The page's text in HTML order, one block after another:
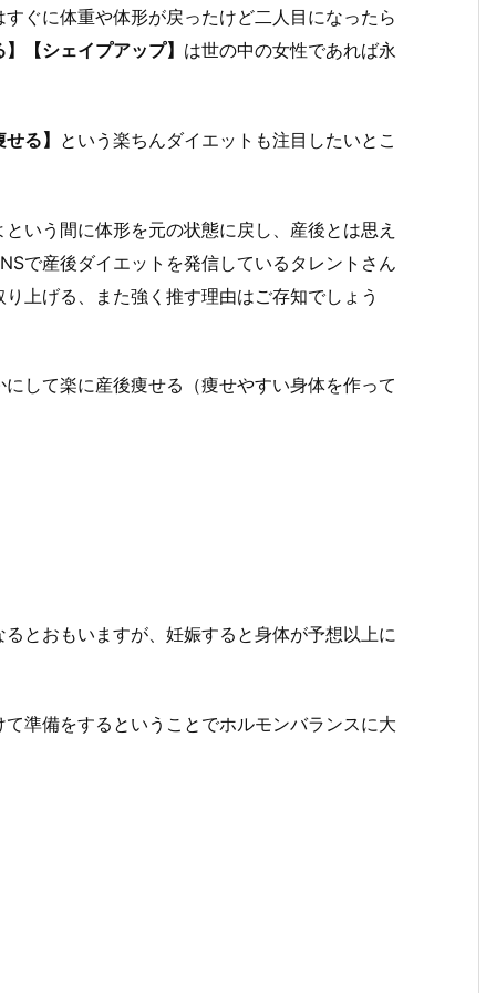
ぐに体重や体形が戻ったけど二人目になったら
】【シェイプアップ】 は世の中の女性であれば永
る】 という楽ちんダイエットも注目したいとこ
いう間に体形を元の状態に戻し、産後とは思え
で産後ダイエットを発信しているタレントさん
上げる、また強く推す理由はご存知でしょう
して楽に産後痩せる（痩せやすい身体を作って
とおもいますが、妊娠すると身体が予想以上に
準備をするということでホルモンバランスに大